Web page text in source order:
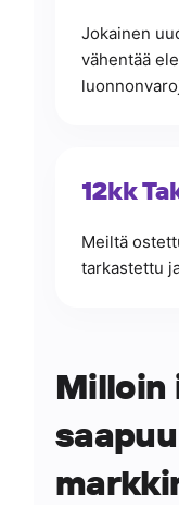
Jokainen
vähentää
12kk
Meiltä
tarkastettu
Milloin